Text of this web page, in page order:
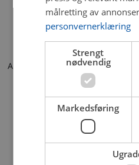
Application error: a client-side
browser console for
målretting av
personvernerklæring
Strengt
nødvendig
Markedsføring